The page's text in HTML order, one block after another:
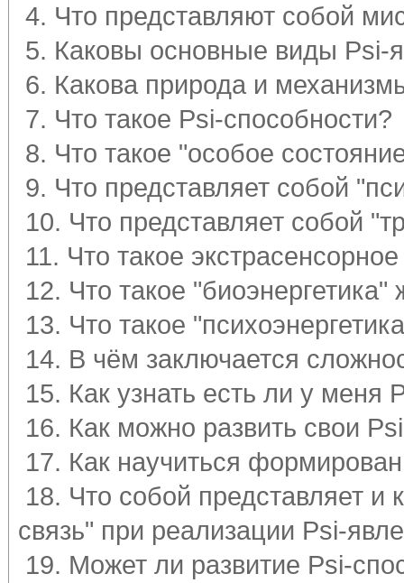
4. Что представляют собой
5. Каковы основные виды Psi-
6. Какова природа и
7. Что такое Psi-способности?
8. Что такое "особое
9. Что представляет собой
10. Что представляет собой
11. Что такое
12. Что такое
13. Что такое
14. В чём заключается
15. Как узнать есть ли у меня
16. Как можно развить свои
17. Как научиться
18. Что собой представляет
связь" при реализации Psi-
19. Может ли развитие Psi-